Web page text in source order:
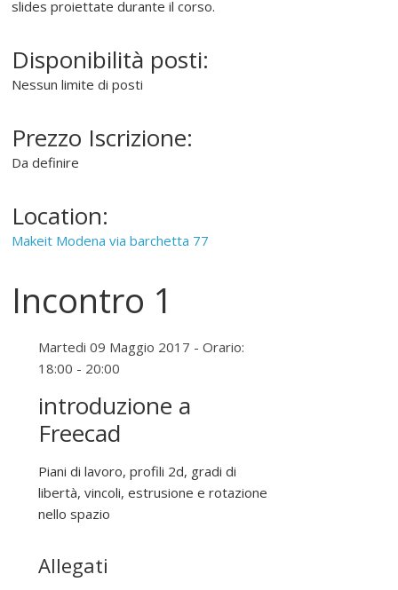
'
s
o
l
"
o
f
t
a
r
slides proiettate durante il corso.
Disponibilità posti:
Nessun limite di posti
Prezzo Iscrizione:
Da definire
Location:
Makeit Modena via barchetta 77
Incontro 1
Martedi 09 Maggio 2017 - Orario:
18:00 - 20:00
introduzione a
Freecad
Piani di lavoro, profili 2d, gradi di
libertà, vincoli, estrusione e rotazione
nello spazio
Allegati